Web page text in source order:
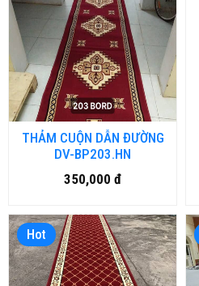
THẢM CUỘN DẪN ĐƯỜNG
DV-BP203.HN
350,000 đ
Hot